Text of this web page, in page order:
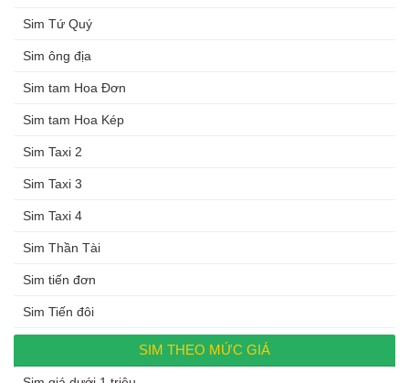
Sim Tứ Quý
Sim ông địa
Sim tam Hoa Đơn
Sim tam Hoa Kép
Sim Taxi 2
Sim Taxi 3
Sim Taxi 4
Sim Thần Tài
Sim tiến đơn
Sim Tiến đôi
SIM THEO MỨC GIÁ